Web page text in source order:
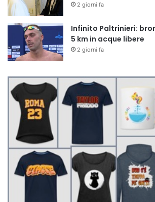
2 giorni fa
Infinito Paltrinieri:
5 km in acque libere
2 giorni fa